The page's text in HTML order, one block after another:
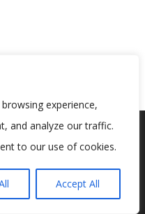
experience,
and analyze our traffic.
to our use of cookies.
Accept All
pružili najbolje iskustvo na
ili opcije za